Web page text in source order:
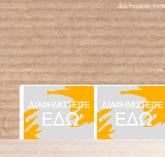
Δικτυακός